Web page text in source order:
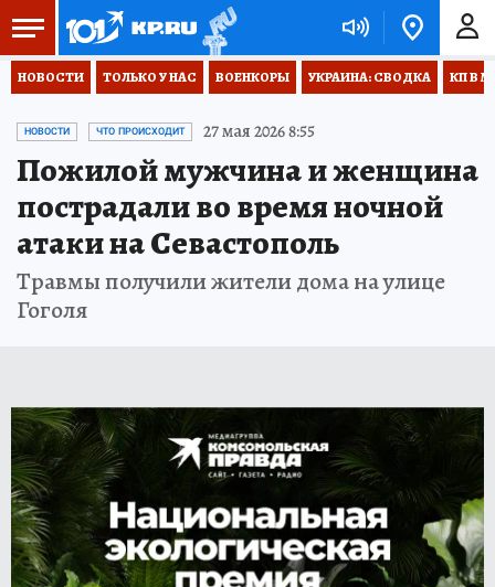
НОВОСТИ ТОЛЬКО У НАС ВОЕНКОРЫ УКРАИНА: СВОДКА КП В
НОВОСТИ ЧТО ПРОИСХОДИТ 27 мая 2026 8:55
Пожилой мужчина и женщина
пострадали во время ночной
атаки на Севастополь
Травмы получили жители дома на улице
Гоголя